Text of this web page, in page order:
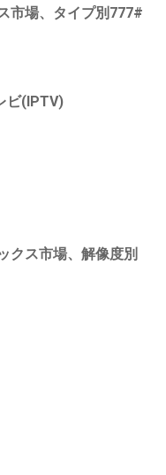
市場、タイプ別 777#
ビ(IPTV)
クス市場、解像度別